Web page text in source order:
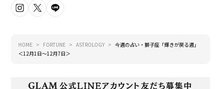
HOME FORTUNE ASTROLOGY
今週の占い・獅子座「輝きが戻る週」
＜12月1日～12月7日＞